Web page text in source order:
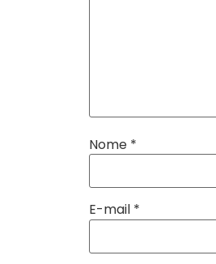
Nome *
E-mail *